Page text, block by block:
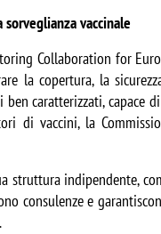
sorveglianza vaccinale
Collaboration for
la copertura, la
caratterizzati,
di vaccini, la
struttura indipendente,
consulenze e